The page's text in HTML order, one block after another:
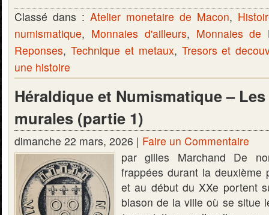
Classé dans : Atelier monetaire de Macon,
numismatique, Monnaies d'ailleurs, Monnaies de
Reponses, Technique et metaux, Tresors et
une histoire
Héraldique et Numismatique –
murales (partie 1)
dimanche 22 mars, 2026 | Faire un Commentaire
par gilles Marchand De
frappées durant la deuxième
et au début du XXe portent
blason de la ville où se situe